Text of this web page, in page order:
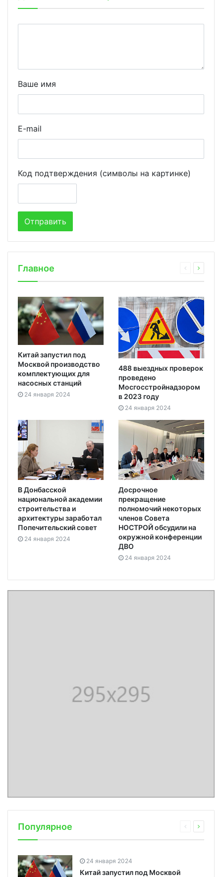
Ваше имя
E-mail
Код подтверждения (символы на картинке)
Главное
Китай запустил под
Москвой производство
комплектующих для
насосных станций
24 января 2024
488 выездных проверок
проведено
Мосгосстройнадзором
в 2023 году
24 января 2024
В Донбасской
национальной академии
строительства и
архитектуры заработал
Попечительский совет
24 января 2024
Досрочное
прекращение
полномочий некоторых
членов Совета
НОСТРОЙ обсудили на
окружной конференции
ДВО
24 января 2024
Популярное
24 января 2024
Китай запустил под Москвой